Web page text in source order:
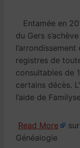
Entamée en
du Gers
registres de
consultables de
certains décès.
l’aide de
Read More
Généalogie